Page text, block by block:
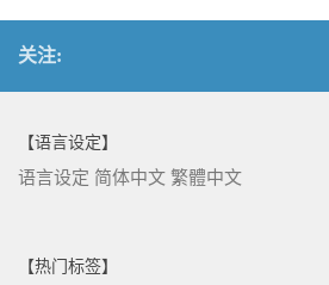
关注:
【语言设定】
语言设定 简体中文 繁體中文
【热门标签】